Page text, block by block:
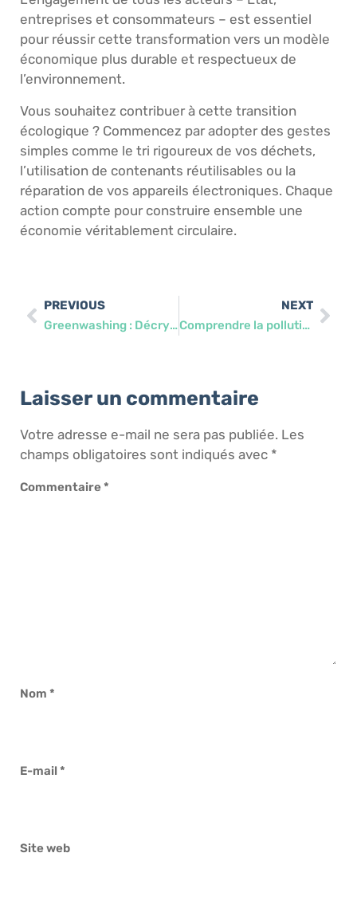
entreprises et consommateurs – est essentiel
pour réussir cette transformation vers un modèle
économique plus durable et respectueux de
l’environnement.
Vous souhaitez contribuer à cette transition
écologique ? Commencez par adopter des gestes
simples comme le tri rigoureux de vos déchets,
l’utilisation de contenants réutilisables ou la
réparation de vos appareils électroniques. Chaque
action compte pour construire ensemble une
économie véritablement circulaire.
PREVIOUS
Greenwashing : Décryptage des stratégies marketing trompeuses des entreprises
NEXT
Comprendre la pollution numérique : enjeux et solutions pour un avenir durable
Laisser un commentaire
Votre adresse e-mail ne sera pas publiée. Les
champs obligatoires sont indiqués avec *
Commentaire*
Nom *
E-mail*
Site web